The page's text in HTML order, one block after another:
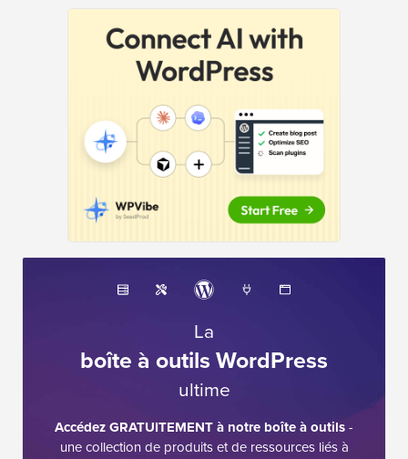
La
boîte à outils WordPress
ultime
Accédez GRATUITEMENT à notre boîte à outils-
une collection de produits et de ressources liés à